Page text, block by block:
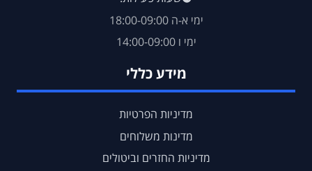
ימי א-ה 18:00-09:00
ימי ו 14:00-09:00
מידע כללי
מדיניות הפרטיות
מדינות משלוחים
מדיניות החזרים וביטולים